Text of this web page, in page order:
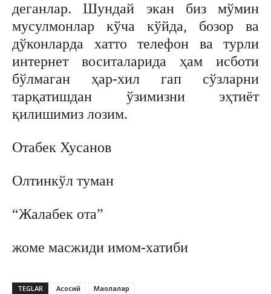
деганлар. Шундай экан биз мўмин
мусулмонлар кўча кўйда, бозор ва
дўконларда хатто телефон ва турли
интернет воситаларида ҳам исботи
бўлмаган ҳар-хил гап сўзларни
тарқатишдан ўзимизни эҳтиёт
қилишимиз лозим.
Отабек Хусанов
Олтинкўл туман
“Жалабек ота”
жоме масжиди имом-хатиби
TEGLAR Асосий Мақолалар